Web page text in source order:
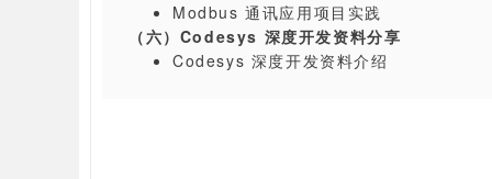
Modbus 通讯应用项目实践
（六）Codesys 深度开发资料分享
Codesys 深度开发资料介绍